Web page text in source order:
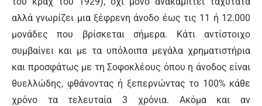
αλλά γνωρίζει μια ξέφρενη άνοδο έως τις 11 ή 12.000
μονάδες που βρίσκεται σήμερα. Κάτι αντίστοιχο
συμβαίνει και με τα υπόλοιπα μεγάλα χρηματιστήρια
και προσφάτως με τη Σοφοκλέους όπου η άνοδος είναι
θυελλώδης, φθάνοντας ή ξεπερνώντας το 100% κάθε
χρόνο τα τελευταία 3 χρόνια. Ακόμα και αν